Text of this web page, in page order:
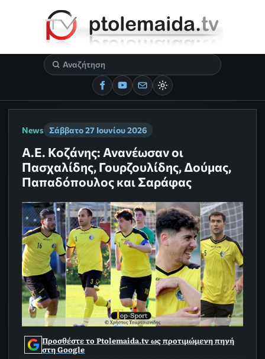
News Σάββατο 27 Ιουνίου 2026
Α.Ε. Κοζάνης: Ανανέωσαν οι
Πασχαλίδης, Γουρζουλίδης, Δούμας,
Παπαδόπουλος και Σαράφας
Προσθέστε το Ptolemaida.tv ως προτιμώμενη πηγή
στη Google